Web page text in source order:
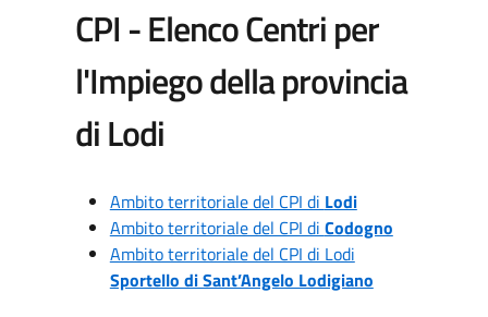
CPI - Elenco Centri per
l'Impiego della provincia
di Lodi
Ambito territoriale del CPI di Lodi
Ambito territoriale del CPI di Codogno
Ambito territoriale del CPI di Lodi
Sportello di Sant’Angelo Lodigiano